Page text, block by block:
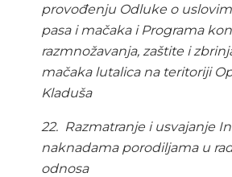
provođenju Odluke o
pasa i mačaka i Programa
razmnožavanja, zaštite i
mačaka lutalica na teritoriji
Kladuša
22. Razmatranje i usvajanje
naknadama porodiljama u
odnosa